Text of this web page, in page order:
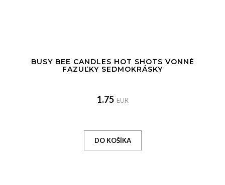
BUSY BEE CANDLES HOT SHOTS VONNÉ
FAZUĽKY SEDMOKRÁSKY
1.75 EUR